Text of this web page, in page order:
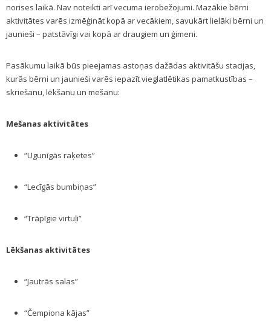
norises laikā. Nav noteikti arī vecuma ierobežojumi. Mazākie bērni
aktivitātes varēs izmēģināt kopā ar vecākiem, savukārt lielāki bērni un
jaunieši – patstāvīgi vai kopā ar draugiem un ģimeni.
Pasākumu laikā būs pieejamas astoņas dažādas aktivitāšu stacijas,
kurās bērni un jaunieši varēs iepazīt vieglatlētikas pamatkustības –
skriešanu, lēkšanu un mešanu:
Mešanas aktivitātes
“Ugunīgās raķetes”
“Lecīgās bumbiņas”
“Trāpīgie virtuļi”
Lēkšanas aktivitātes
“Jautrās salas”
“Čempiona kājas”